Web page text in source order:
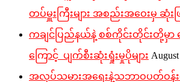
တပ်မှူးကြီးများ အစည်းအဝေးမှ ဆုံး
ကချင်ပြည်နယ်နဲ့ စစ်ကိုင်းတိုင်းတို့မှာ
ကြောင့် ပျက်စီးဆုံးရှုံးမှုပိုများ
အလုပ်သမားအရေးနဲ့သဘာဝပတ်ဝန်း